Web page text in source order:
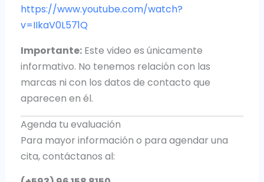
https://www.youtube.com/watch?
v=IIkaV0L571Q
Importante:Este video es únicamente
informativo. No tenemos relación con las
marcas ni con los datos de contacto que
aparecen en él.
Agenda tu evaluación
Para mayor información o para agendar una
cita, contáctanos al: